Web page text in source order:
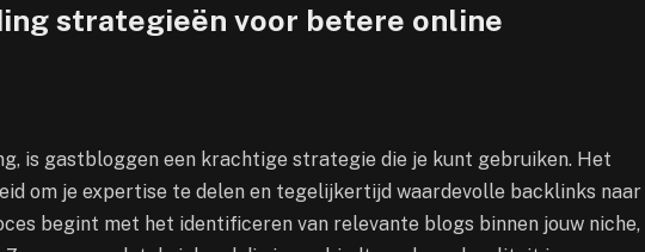
strategieën voor betere online
is gastbloggen een krachtige strategie die je kunt gebruiken. Het
om je expertise te delen en tegelijkertijd waardevolle backlinks naar
begint met het identificeren van relevante blogs binnen jouw niche,